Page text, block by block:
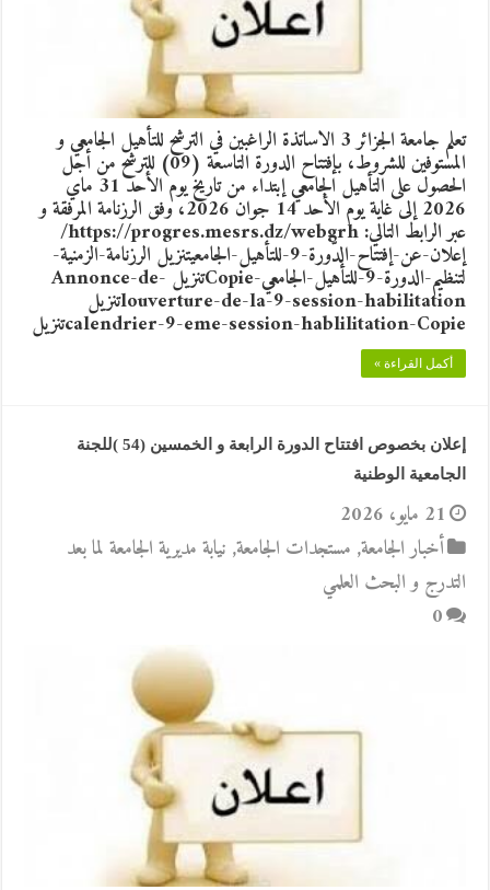
تعلم جامعة الجزائر 3 الاساتذة الراغبين في الترشح للتأهيل الجامعي و
المستوفين للشروط، بإفتتاح الدورة التاسعة (09) للترشح من أجل
الحصول على التأهيل الجامعي إبتداء من تاريخ يوم الأحد 31 ماي
2026 إلى غاية يوم الأحد 14 جوان 2026، وفق الرزنامة المرفقة و
عبر الرابط التالي: https://progres.mesrs.dz/webgrh/
إعلان-عن-إفتتاح-الدّورة-9-للتأهيل-الجامعيتنزيل الرزنامة-الزمنية-
لتنظيم-الدورة-9-للتأهيل-الجامعي-Copieتنزيل Annonce-de-
louverture-de-la-9-session-habilitationتنزيل
calendrier-9-eme-session-hablilitation-Copieتنزيل
أكمل القراءة »
إعلان بخصوص افتتاح الدورة الرابعة و الخمسين (54 )للجنة
الجامعية الوطنية
21 مايو، 2026
أخبار الجامعة, مستجدات الجامعة, نيابة مديرية الجامعة لما بعد
التدرج و البحث العلمي
0